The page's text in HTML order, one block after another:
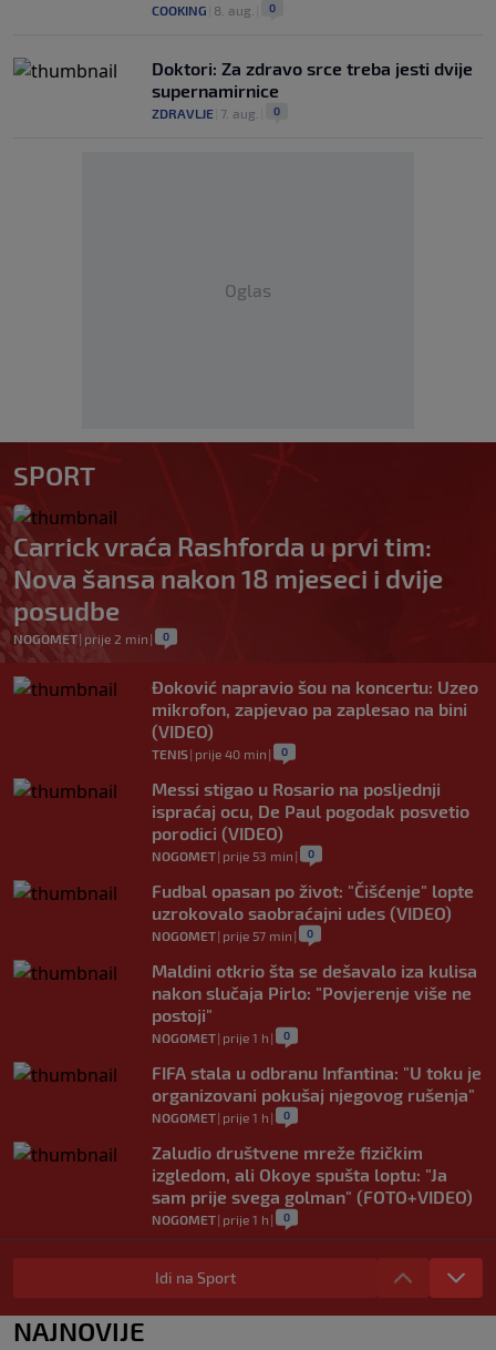
COOKING 8. aug. 0
Doktori: Za zdravo srce treba jesti dvije
supernamirnice
ZDRAVLJE 7. aug. 0
Oglas
SPORT
Carrick vraća Rashforda u prvi tim:
Nova šansa nakon 18 mjeseci i dvije
posudbe
NOGOMET| prije 2 min | 0
Đoković napravio šou na koncertu: Uzeo
mikrofon, zapjevao pa zaplesao na bini
(VIDEO)
TENIS| prije 40 min | 0
Messi stigao u Rosario na posljednji
ispraćaj ocu, De Paul pogodak posvetio
porodici (VIDEO)
NOGOMET| prije 53 min | 0
Fudbal opasan po život: "Čišćenje" lopte
uzrokovalo saobraćajni udes (VIDEO)
NOGOMET| prije 57 min | 0
Maldini otkrio šta se dešavalo iza kulisa
nakon slučaja Pirlo: "Povjerenje više ne
postoji"
NOGOMET| prije 1 h | 0
FIFA stala u odbranu Infantina: "U toku je
organizovani pokušaj njegovog rušenja"
NOGOMET| prije 1 h | 0
Zaludio društvene mreže fizičkim
izgledom, ali Okoye spušta loptu: "Ja
sam prije svega golman" (FOTO+VIDEO)
NOGOMET| prije 1 h | 0
Japanac šetao Baščaršijom pa slučajno
sreo legendu Galatasaraya: Nije znao ko
0
Idi na Sport
NAJNOVIJE